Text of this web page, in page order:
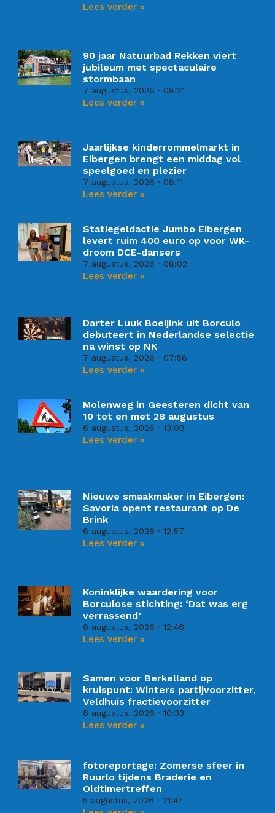
Lees verder »
90 jaar Natuurbad Rekken viert
jubileum met spectaculaire
stormbaan
7 augustus, 2026 08:21
Lees verder »
Jaarlijkse kinderrommelmarkt in
Eibergen brengt een middag vol
speelgoed en plezier
7 augustus, 2026 08:11
Lees verder »
Statiegeldactie Jumbo Eibergen
levert ruim 400 euro op voor WK-
droom DCE-dansers
7 augustus, 2026 08:02
Lees verder »
Darter Luuk Boeijink uit Borculo
debuteert in Nederlandse selectie
na winst op NK
7 augustus, 2026 07:56
Lees verder »
Molenweg in Geesteren dicht van
10 tot en met 28 augustus
6 augustus, 2026 13:08
Lees verder »
Nieuwe smaakmaker in Eibergen:
Savoria opent restaurant op De
Brink
6 augustus, 2026 12:57
Lees verder »
Koninklijke waardering voor
Borculose stichting: ‘Dat was erg
verrassend’
6 augustus, 2026 12:46
Lees verder »
Samen voor Berkelland op
kruispunt: Winters partijvoorzitter,
Veldhuis fractievoorzitter
6 augustus, 2026 10:33
Lees verder »
fotoreportage: Zomerse sfeer in
Ruurlo tijdens Braderie en
Oldtimertreffen
5 augustus, 2026 21:47